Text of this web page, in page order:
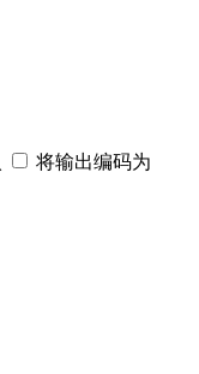
将输出编码为